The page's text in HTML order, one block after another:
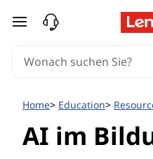
zum Hauptinhalt springen
Home Education
AI im